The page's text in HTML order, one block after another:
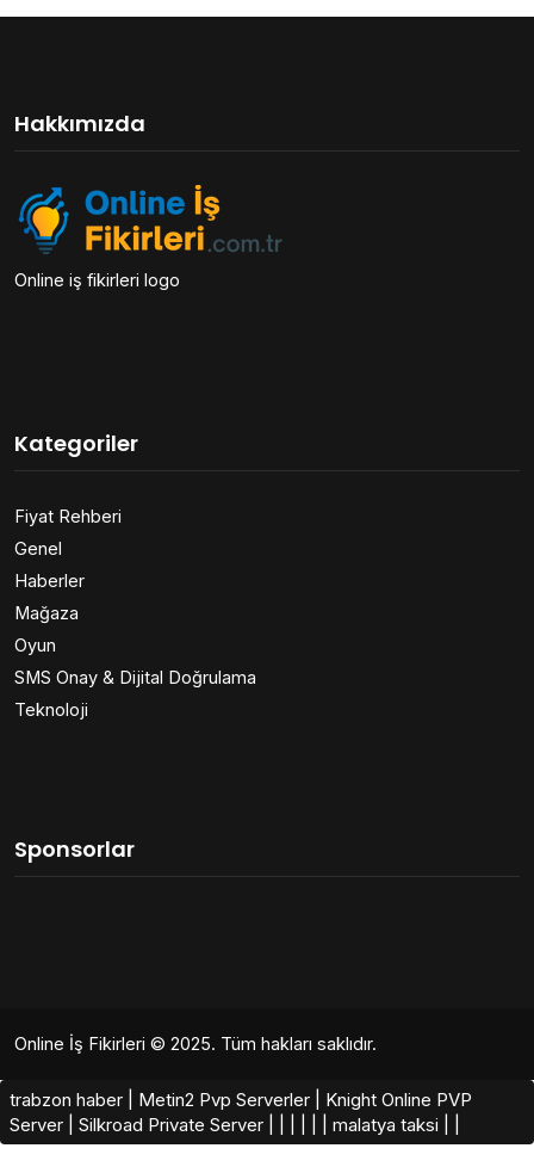
Hakkımızda
Online iş fikirleri logo
Kategoriler
Fiyat Rehberi
Genel
Haberler
Mağaza
Oyun
SMS Onay & Dijital Doğrulama
Teknoloji
Sponsorlar
Online İş Fikirleri © 2025. Tüm hakları saklıdır.
trabzon haber Metin2 Pvp Serverler
Knight Online PVP
Server
Silkroad Private Server​ malatya taksi